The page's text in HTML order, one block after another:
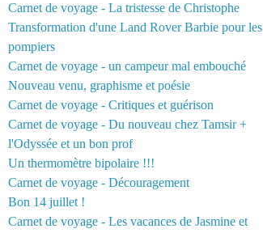
Carnet de voyage - La tristesse de Christophe
Transformation d'une Land Rover Barbie pour les
pompiers
Carnet de voyage - un campeur mal embouché
Nouveau venu, graphisme et poésie
Carnet de voyage - Critiques et guérison
Carnet de voyage - Du nouveau chez Tamsir +
l'Odyssée et un bon prof
Un thermomètre bipolaire !!!
Carnet de voyage - Découragement
Bon 14 juillet !
Carnet de voyage - Les vacances de Jasmine et